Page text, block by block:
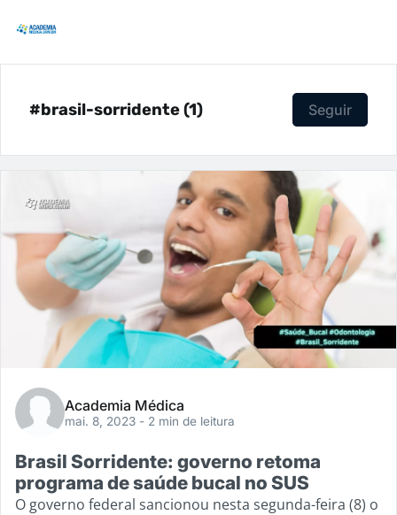
#brasil-sorridente (1) Seguir
Academia Médica
mai. 8, 2023 - 2 min de leitura
Brasil Sorridente: governo retoma
programa de saúde bucal no SUS
O governo federal sancionou nesta segunda-feira (8) o